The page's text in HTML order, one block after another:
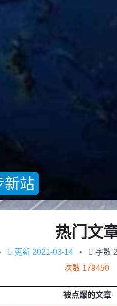
新站
热门文
更新 2021-03-14 字数
次数 179450
被点爆的文章